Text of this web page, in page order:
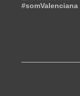
#somValenciana